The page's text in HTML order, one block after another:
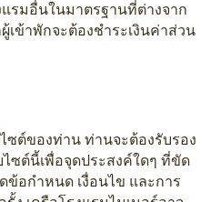
รมอื่นในมาตรฐานที่ต่างจาก
เข้าพักจะต้องชำระเงินค่าส่วน
ซต์ของท่าน ท่านจะต้องรับรอง
ซต์นี้เพื่อจุดประสงค์ใดๆ ที่ขัด
ข้อกำหนด เงื่อนไข และการ